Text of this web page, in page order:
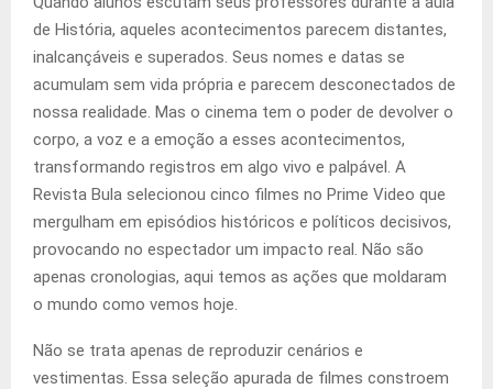
de História, aqueles acontecimentos parecem distantes,
inalcançáveis e superados. Seus nomes e datas se
acumulam sem vida própria e parecem desconectados de
nossa realidade. Mas o cinema tem o poder de devolver o
corpo, a voz e a emoção a esses acontecimentos,
transformando registros em algo vivo e palpável. A
Revista Bula selecionou cinco filmes no Prime Video que
mergulham em episódios históricos e políticos decisivos,
provocando no espectador um impacto real. Não são
apenas cronologias, aqui temos as ações que moldaram
o mundo como vemos hoje.
Não se trata apenas de reproduzir cenários e
vestimentas. Essa seleção apurada de filmes constroem